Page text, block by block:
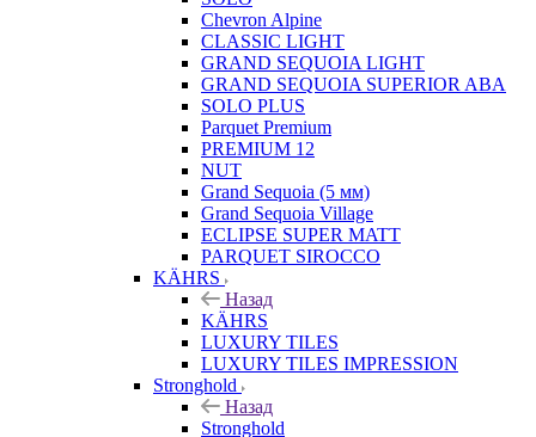
Chevron Alpine
CLASSIC LIGHT
GRAND SEQUOIA LIGHT
GRAND SEQUOIA SUPERIOR ABA
SOLO PLUS
Parquet Premium
PREMIUM 12
NUT
Grand Sequoia (5 мм)
Grand Sequoia Village
ECLIPSE SUPER MATT
PARQUET SIROCCO
KÄHRS
Назад
KÄHRS
LUXURY TILES
LUXURY TILES IMPRESSION
Stronghold
Назад
Stronghold